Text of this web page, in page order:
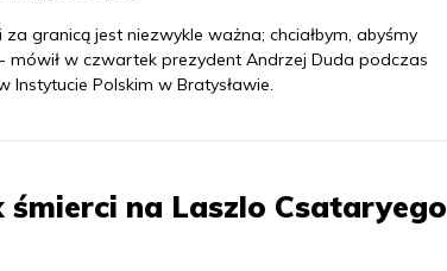
granicą jest niezwykle ważna; chciałbym, abyśmy
mówił w czwartek prezydent Andrzej Duda podczas
Instytucie Polskim w Bratysławie.
na Laszlo Csataryego